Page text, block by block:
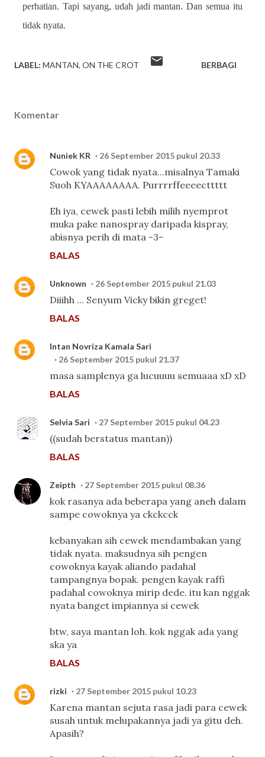
perhatian. Tapi sayang, udah jadi mantan. Dan semua itu
tidak nyata.
LABEL: MANTAN ON THE CROT BERBAGI
Komentar
Nuniek KR 26 September 2015 pukul 20.33
Cowok yang tidak nyata...misalnya Tamaki
Suoh KYAAAAAAAA. Purrrrffeeeecttttt
Eh iya, cewek pasti lebih milih nyemprot
muka pake nanospray daripada kispray,
abisnya perih di mata -3-
BALAS
Unknown 26 September 2015 pukul 21.03
Diiihh ... Senyum Vicky bikin greget!
BALAS
Intan Novriza Kamala Sari
26 September 2015 pukul 21.37
masa samplenya ga lucuuuu semuaaa xD xD
BALAS
Selvia Sari 27 September 2015 pukul 04.23
((sudah berstatus mantan))
BALAS
Zeipth 27 September 2015 pukul 08.36
kok rasanya ada beberapa yang aneh dalam
sampe cowoknya ya ckckcck
kebanyakan sih cewek mendambakan yang
tidak nyata. maksudnya sih pengen
cowoknya kayak aliando padahal
tampangnya bopak. pengen kayak raffi
padahal cowoknya mirip dede. itu kan nggak
nyata banget impiannya si cewek
btw, saya mantan loh. kok nggak ada yang
ska ya
BALAS
rizki 27 September 2015 pukul 10.23
Karena mantan sejuta rasa jadi para cewek
susah untuk melupakannya jadi ya gitu deh.
Apasih?